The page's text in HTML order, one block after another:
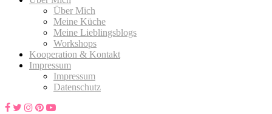
Über Mich
Meine Küche
Meine Lieblingsblogs
Workshops
Kooperation & Kontakt
Impressum
Impressum
Datenschutz